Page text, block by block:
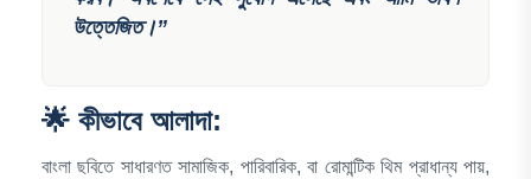
উত্তেজিত।”
🌟 কীভাবে আলাদা:
বাংলা ছবিতে সাধারণত সামাজিক, পারিবারিক, বা রোমান্টিক থিম প্রাধান্য পায়,